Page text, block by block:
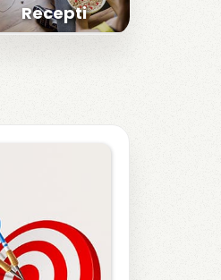
Recepti